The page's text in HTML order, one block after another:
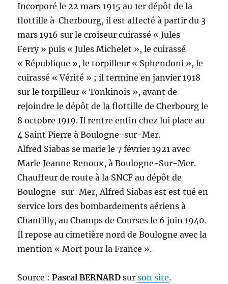
Incorporé le 22 mars 1915 au 1er dépôt de la
flottille à Cherbourg, il est affecté à partir du 3
mars 1916 sur le croiseur cuirassé « Jules
Ferry » puis « Jules Michelet », le cuirassé
« République », le torpilleur « Sphendoni », le
cuirassé « Vérité » ; il termine en janvier 1918
sur le torpilleur « Tonkinois », avant de
rejoindre le dépôt de la flottille de Cherbourg le
8 octobre 1919. Il rentre enfin chez lui place au
4 Saint Pierre à Boulogne-sur-Mer.
Alfred Siabas se marie le 7 février 1921 avec
Marie Jeanne Renoux, à Boulogne-Sur-Mer.
Chauffeur de route à la SNCF au dépôt de
Boulogne-sur-Mer, Alfred Siabas est est tué en
service lors des bombardements aériens à
Chantilly, au Champs de Courses le 6 juin 1940.
Il repose au cimetière nord de Boulogne avec la
mention « Mort pour la France ».
Source :Pascal BERNARDsurson site.